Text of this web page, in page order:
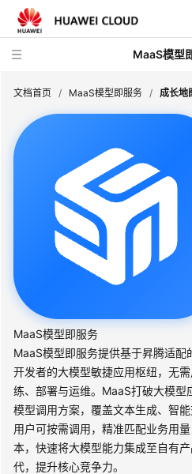
MaaS模型
产
品
介
绍
计
费
说
明
文档首页 / MaaS模型即服务 / 成长地
MaaS模型即服务
MaaS模型即服务提供基于昇腾适
开发者的大模型敏捷应用枢纽，无
练、部署与运维。MaaS打破大模型
模型调用方案，覆盖文本生成、智
用户可按需调用，精准匹配业务用
本，快速将大模型能力集成至自有
代，提升核心竞争力。